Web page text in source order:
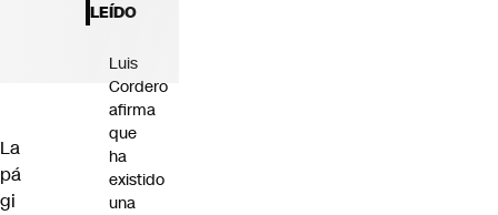
La
pá
gi
LEÍDO
Luis
Cordero
afirma
que
ha
existido
una